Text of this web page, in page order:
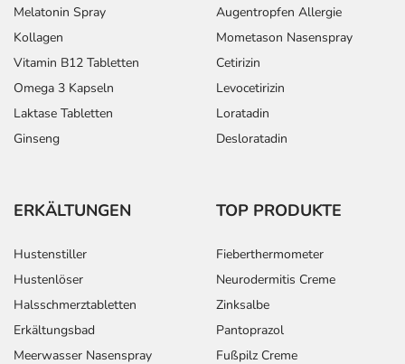
Melatonin Spray
Kollagen
Vitamin B12 Tabletten
Omega 3 Kapseln
Laktase Tabletten
Ginseng
Augentropfen Allergie
Mometason Nasenspray
Cetirizin
Levocetirizin
Loratadin
Desloratadin
ERKÄLTUNGEN
Hustenstiller
Hustenlöser
Halsschmerztabletten
Erkältungsbad
Meerwasser Nasenspray
TOP PRODUKTE
Fieberthermometer
Neurodermitis Creme
Zinksalbe
Pantoprazol
Fußpilz Creme